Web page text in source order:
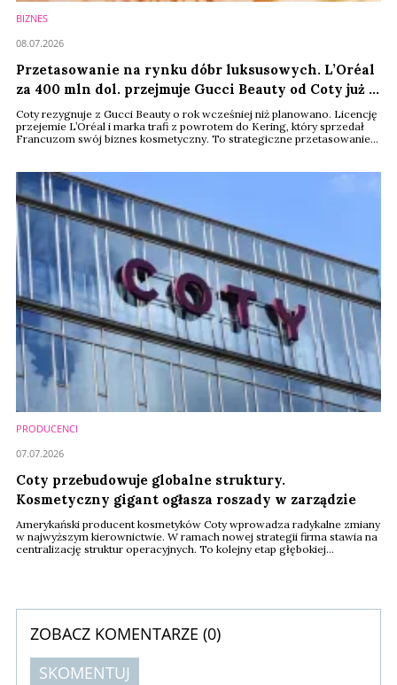
BIZNES
Przetasowanie na rynku dóbr luksusowych. L’Oréal
za 400 mln dol. przejmuje Gucci Beauty od Coty już w
2027 r.
Coty rezygnuje z Gucci Beauty o rok wcześniej niż planowano. Licencję
przejemie L’Oréal i marka trafi z powrotem do Kering, który sprzedał
Francuzom swój biznes kosmetyczny. To strategiczne przetasowanie
08.07.2026
PRODUCENCI
Coty przebudowuje globalne struktury.
Kosmetyczny gigant ogłasza roszady w zarządzie
Amerykański producent kosmetyków Coty wprowadza radykalne zmiany
w najwyższym kierownictwie. W ramach nowej strategii firma stawia na
centralizację struktur operacyjnych. To kolejny etap głębokiej
07.07.2026
ZOBACZ KOMENTARZE (0)
SKOMENTUJ